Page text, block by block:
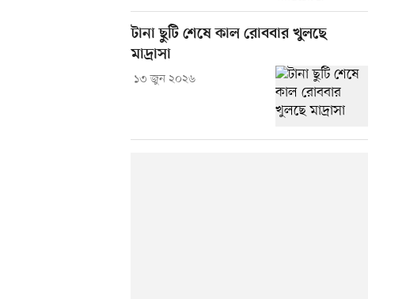
টানা ছুটি শেষে কাল রোববার খুলছে
মাদ্রাসা
১৩ জুন ২০২৬